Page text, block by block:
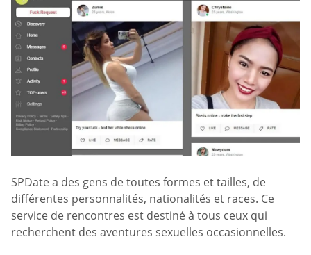
SPDate a des gens de toutes formes et tailles, de
différentes personnalités, nationalités et races. Ce
service de rencontres est destiné à tous ceux qui
recherchent des aventures sexuelles occasionnelles.